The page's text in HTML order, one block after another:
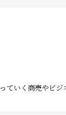
いく商売やビジ